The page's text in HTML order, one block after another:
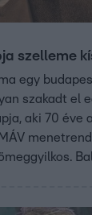
szelleme
egy
szakadt el
aki 70 éve